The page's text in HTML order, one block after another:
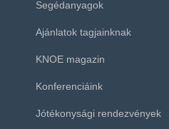
Segédanyagok
Ajánlatok tagjainknak
KNOE magazin
Konferenciáink
Jótékonysági rendezvények